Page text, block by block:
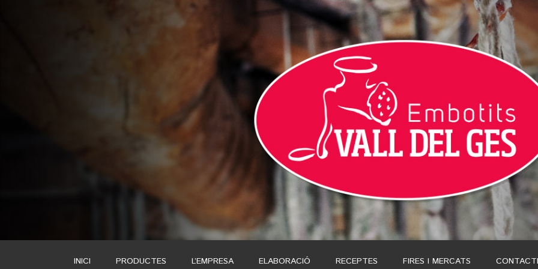
INICI PRODUCTES L’EMPRESA ELABORACIÓ RECEPTES FIRES I MERCATS